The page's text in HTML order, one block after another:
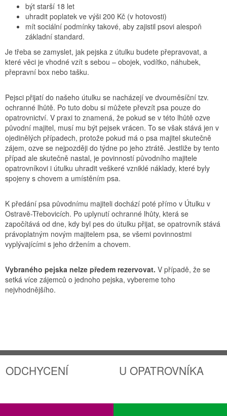
být starší 18 let
uhradit poplatek ve výši 200 Kč (v hotovosti)
mít sociální podmínky takové, aby zajistil psovi alespoň
základní standard.
Je třeba se zamyslet, jak pejska z útulku budete přepravovat, a
které věci je vhodné vzít s sebou – obojek, vodítko, náhubek,
přepravní box nebo tašku.
Pejsci přijatí do našeho útulku se nacházejí ve dvouměsíční tzv.
ochranné lhůtě. Po tuto dobu si můžete převzít psa pouze do
opatrovnictví. V praxi to znamená, že pokud se v této lhůtě ozve
původní majitel, musí mu být pejsek vrácen. To se však stává jen v
ojedinělých případech, protože pokud má o psa majitel skutečně
zájem, ozve se nejpozději do týdne po jeho ztrátě. Jestliže by tento
případ ale skutečně nastal, je povinností původního majitele
opatrovníkovi i útulku uhradit veškeré vzniklé náklady, které byly
spojeny s chovem a umístěním psa.
K předání psa původnímu majiteli dochází poté přímo v Útulku v
Ostravě-Třebovicích. Po uplynutí ochranné lhůty, která se
započítává od dne, kdy byl pes do útulku přijat, se opatrovník stává
právoplatným novým majitelem psa, se všemi povinnostmi
vyplývajícími s jeho držením a chovem.
Vybraného pejska nelze předem rezervovat. V případě, že se
setká více zájemců o jednoho pejska, vybereme toho
nejvhodnějšího.
ODCHYCENÍ U OPATROVNÍKA